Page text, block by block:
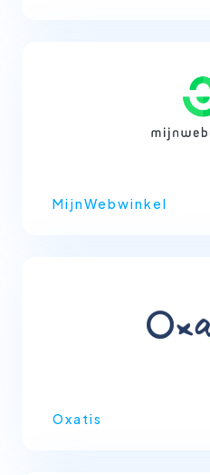
MijnWebwinkel
Oxatis